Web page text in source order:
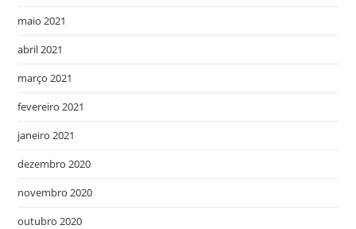
maio 2021
abril 2021
março 2021
fevereiro 2021
janeiro 2021
dezembro 2020
novembro 2020
outubro 2020